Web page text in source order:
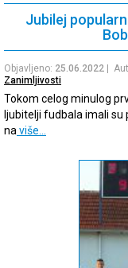
Jubilej
Objavljeno: 25.06.2022 |
Zanimljivosti
Tokom celog minulog
ljubitelji fudbala imali
naviše…